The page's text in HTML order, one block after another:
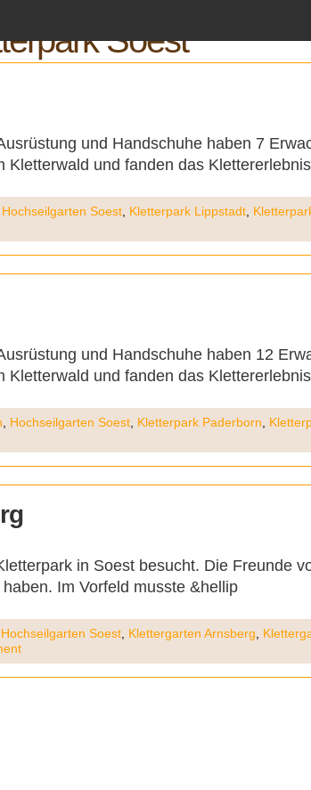
Soest
und Handschuhe haben 7
und fanden das
Hochseilgarten Soest Kletterpark Lippstadt
und Handschuhe haben 12
und fanden das
Hochseilgarten Soest Kletterpark Paderborn
in Soest besucht. Die Freunde
Im Vorfeld musste &hellip
Hochseilgarten Soest Klettergarten Arnsberg